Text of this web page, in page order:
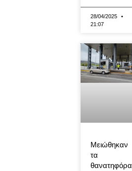
28/04/2025
21:07
Μειώθηκαν
τα
θανατηφόρα